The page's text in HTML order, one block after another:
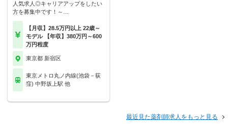
人気求人◎キャリアアップをしたい
方を募集中です！～…
【月収】28.5万円以上 22歳～
モデル 【年収】380万円～600
万円程度
東京都 新宿区
東京メトロ丸ノ内線(池袋－荻
窪) 中野坂上駅 他
最近見た薬剤師求人をもっと見る